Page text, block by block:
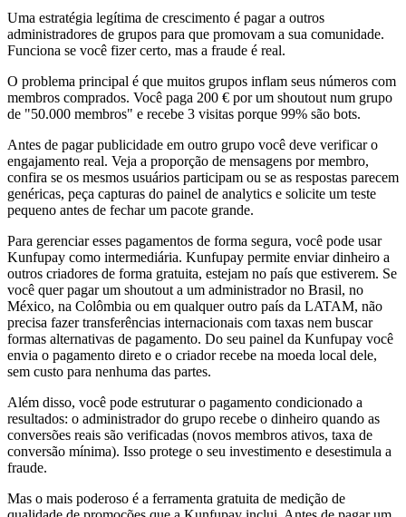
Uma estratégia legítima de crescimento é pagar a outros
administradores de grupos para que promovam a sua comunidade.
Funciona se você fizer certo, mas a fraude é real.
O problema principal é que muitos grupos inflam seus números com
membros comprados. Você paga 200 € por um shoutout num grupo
de "50.000 membros" e recebe 3 visitas porque 99% são bots.
Antes de pagar publicidade em outro grupo você deve verificar o
engajamento real. Veja a proporção de mensagens por membro,
confira se os mesmos usuários participam ou se as respostas parecem
genéricas, peça capturas do painel de analytics e solicite um teste
pequeno antes de fechar um pacote grande.
Para gerenciar esses pagamentos de forma segura, você pode usar
Kunfupay como intermediária. Kunfupay permite enviar dinheiro a
outros criadores de forma gratuita, estejam no país que estiverem. Se
você quer pagar um shoutout a um administrador no Brasil, no
México, na Colômbia ou em qualquer outro país da LATAM, não
precisa fazer transferências internacionais com taxas nem buscar
formas alternativas de pagamento. Do seu painel da Kunfupay você
envia o pagamento direto e o criador recebe na moeda local dele,
sem custo para nenhuma das partes.
Além disso, você pode estruturar o pagamento condicionado a
resultados: o administrador do grupo recebe o dinheiro quando as
conversões reais são verificadas (novos membros ativos, taxa de
conversão mínima). Isso protege o seu investimento e desestimula a
fraude.
Mas o mais poderoso é a ferramenta gratuita de medição de